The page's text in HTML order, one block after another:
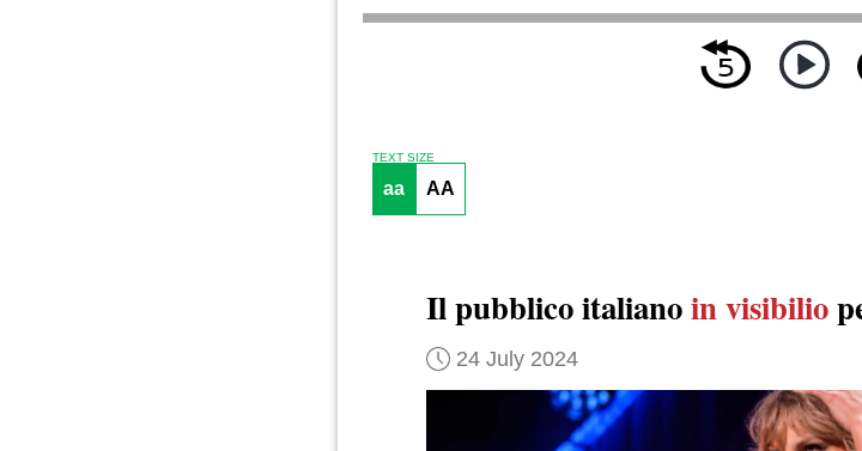
TEXT SIZE
aa AA
Il pubblico italianoin visibilio
24 July 2024